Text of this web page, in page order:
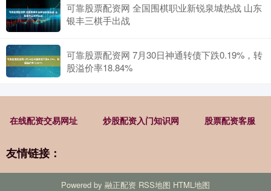
可靠股票配资网 全国围棋职业新锐泉城热战 山东
银丰三棋手出战
可靠股票配资网 7月30日神通转债下跌0.19%，转
股溢价率18.84%
在线配资交易网址 炒股配资入门知识网 股票配资客服
友情链接：
Powered by 融正配资 RSS地图 HTML地图